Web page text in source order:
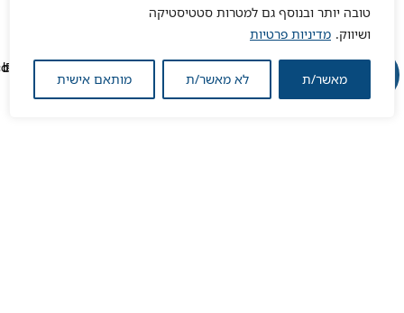
טובה יותר ובנוסף גם למטרות סטטיסטיקה
ושיווק. מדיניות פרטיות
מותאם אישית לא מאשר/ת מאשר/ת